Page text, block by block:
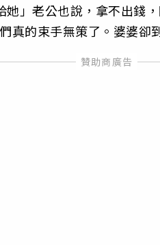
她」老公也說，拿不出錢
真的束手無策了。婆婆卻